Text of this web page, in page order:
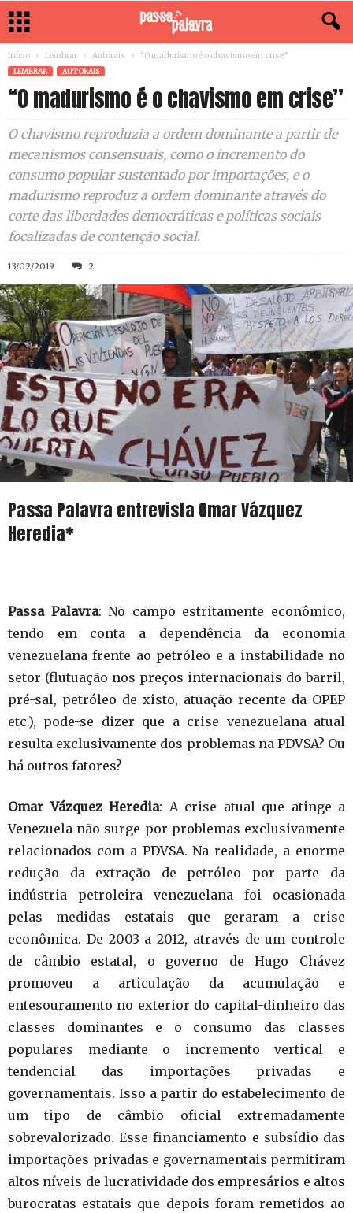
Início Lembrar Autorais “O madurismo é o chavismo em crise”
LEMBRAR AUTORAIS
“O madurismo é o chavismo em crise”
O chavismo reproduzia a ordem dominante a partir de
mecanismos consensuais, como o incremento do
consumo popular sustentado por importações, e o
madurismo reproduz a ordem dominante através do
corte das liberdades democráticas e políticas sociais
focalizadas de contenção social.
13/02/2019 2
Passa Palavra entrevista Omar Vázquez
Heredia*
Passa Palavra: No campo estritamente econômico,
tendo em conta a dependência da economia
venezuelana frente ao petróleo e a instabilidade no
setor (flutuação nos preços internacionais do barril,
pré-sal, petróleo de xisto, atuação recente da OPEP
etc.), pode-se dizer que a crise venezuelana atual
resulta exclusivamente dos problemas na PDVSA? Ou
há outros fatores?
Omar Vázquez Heredia: A crise atual que atinge a
Venezuela não surge por problemas exclusivamente
relacionados com a PDVSA. Na realidade, a enorme
redução da extração de petróleo por parte da
indústria petroleira venezuelana foi ocasionada
pelas medidas estatais que geraram a crise
econômica. De 2003 a 2012, através de um controle
de câmbio estatal, o governo de Hugo Chávez
promoveu a articulação da acumulação e
entesouramento no exterior do capital-dinheiro das
classes dominantes e o consumo das classes
populares mediante o incremento vertical e
tendencial das importações privadas e
governamentais. Isso a partir do estabelecimento de
um tipo de câmbio oficial extremadamente
sobrevalorizado. Esse financiamento e subsídio das
importações privadas e governamentais permitiram
altos níveis de lucratividade dos empresários e altos
burocratas estatais que depois foram remetidos ao